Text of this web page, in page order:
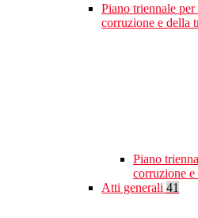
Piano triennale
corruzione e della
Piano
corruzione
Atti generali 41